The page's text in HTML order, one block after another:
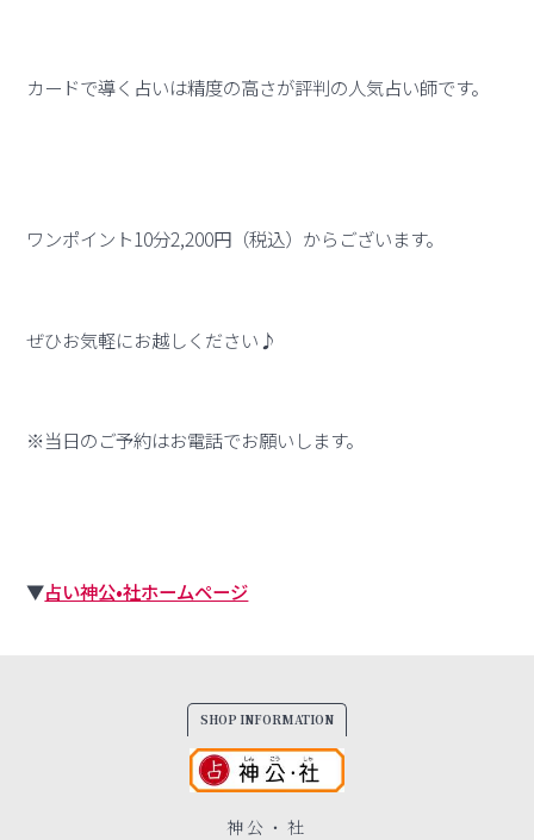
カードで導く占いは精度の高さが評判の人気占い師です。
ワンポイント10分2,200円（税込）からございます。
ぜひお気軽にお越しください♪
※当日のご予約はお電話でお願いします。
▼占い神公•社ホームページ
SHOP INFORMATION
神公・社